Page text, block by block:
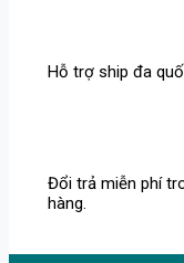
Hỗ trợ ship đa
Đổi trả miễn phí
hàng.